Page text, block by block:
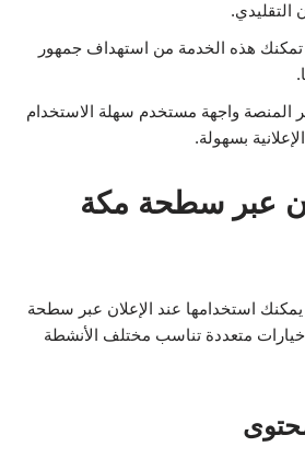
التقليدي.
هذه الخدمة من استهداف جمهور
المنصة واجهة مستخدم سهلة الاستخدام
بسهولة.
عبر سطحة مكة
يمكنك استخدامها عند الإعلان عبر سطحة
متعددة تناسب مختلف الأنشطة